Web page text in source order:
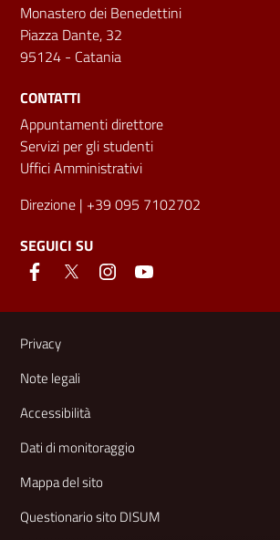
Monastero dei Benedettini
Piazza Dante, 32
95124 - Catania
CONTATTI
Appuntamenti direttore
Servizi per gli studenti
Uffici Amministrativi
Direzione | +39 095 7102702
SEGUICI SU
Link e informazioni utili
Privacy
Note legali
Accessibilità
Dati di monitoraggio
Mappa del sito
Questionario sito DISUM